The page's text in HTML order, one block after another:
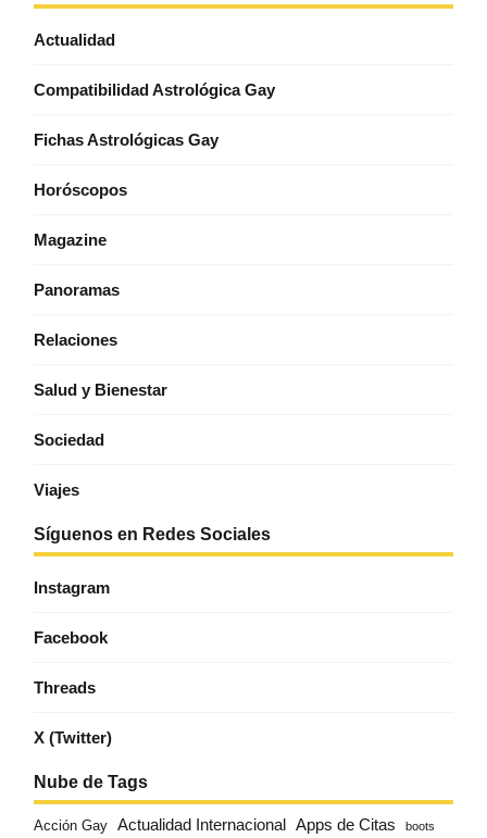
Actualidad
Compatibilidad Astrológica Gay
Fichas Astrológicas Gay
Horóscopos
Magazine
Panoramas
Relaciones
Salud y Bienestar
Sociedad
Viajes
Síguenos en Redes Sociales
Instagram
Facebook
Threads
X (Twitter)
Nube de Tags
Acción Gay Actualidad Internacional Apps de Citas boots